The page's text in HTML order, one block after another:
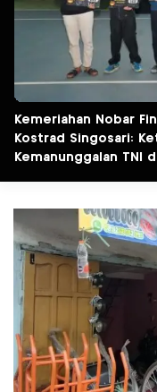
Kemeriahan Nobar
Kostrad Singosari:
Kemanunggalan TNI